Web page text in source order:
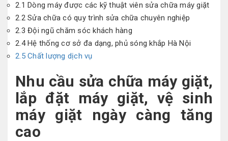
2.1 Dòng máy được các kỹ thuật viên sửa chữa máy giặt
2.2Sửa chữa có quy trình sửa chữa chuyên nghiệp
2.3 Đội ngũ chăm sóc khách hàng
2.4Hệ thống cơ sở đa dạng, phủ sóng khắp Hà Nội
2.5 Chất lượng dịch vụ
Nhu cầu sửa chữa máy giặt,
lắp đặt máy giặt, vệ sinh
máy giặt ngày càng tăng
cao